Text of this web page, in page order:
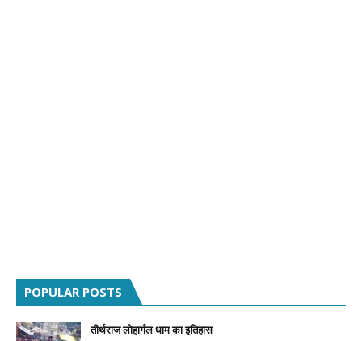
POPULAR POSTS
तीर्थराज लोहार्गल धाम का इतिहास